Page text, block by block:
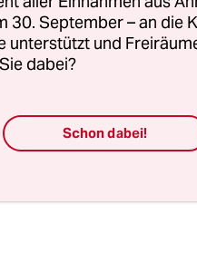
30. September – an die
unterstützt und
dabei?
Schon dabei!